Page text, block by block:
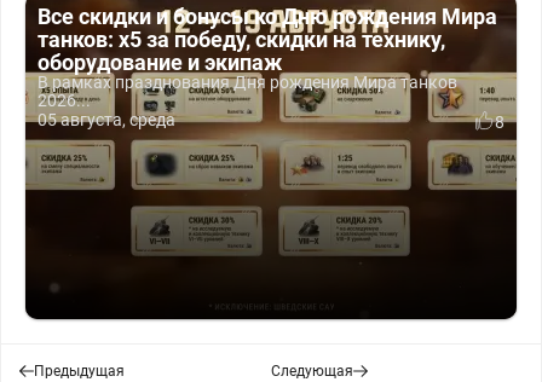
Все скидки и бонусы ко Дню рождения Мира
танков: x5 за победу, скидки на технику,
оборудование и экипаж
В рамках празднования Дня рождения Мира танков
2026...
05 августа, среда
8
Предыдущая
Следующая